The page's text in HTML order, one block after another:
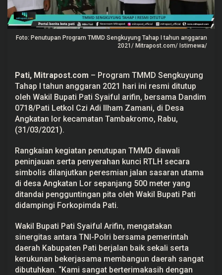
D
i
t
u
Foto: Penutupan Program TMMD Sengkuyung Tahap I tahun anggaran
2021/ Mitrapost.com/ Istimewa/
Pati, Mitrapost.com – Program TMMD Sengkuyung
Tahap I tahun anggaran 2021 hari ini resmi ditutup
oleh Wakil Bupati Pati Syaiful arifin, bersama Dandim
0718/Pati Letkol Czi Adi Ilham Zamani, di Desa
Angkatan lor kecamatan Tambakromo, Rabu,
(31/03/2021).
Rangkaian kegiatan penutupan TMMD diawali
peninjauan serta penyerahan kunci RTLH secara
simbolis dilanjutkan peresmian jalan sasaran utama
di desa Angkatan Lor sepanjang 500 meter yang
ditandai pengguntingan pita oleh Wakil Bupati Pati
didampingi Forkopimda Pati.
Wakil Bupati Pati Syaiful Arifin, mengatakan
sinergitas antara TNI-Polri bersama pemerintah
daerah Kabupaten Pati berjalan baik sekali serta
kerukunan bekerjasama membangun daerah sangat
dibutuhkan. “Kami sangat berterimakasih dengan